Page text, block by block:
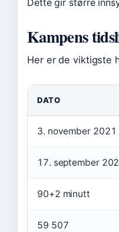
Dette gir større
Kampens
Her er de viktigste
DATO
3. november 2021
17. september
90+2 minutt
59 507